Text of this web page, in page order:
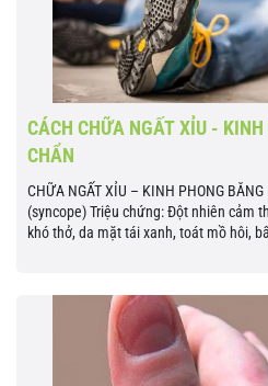
CÁCH CHỮA NGẤT XỈU -
CHẨN
CHỮA NGẤT XỈU – KINH PHONG
(syncope) Triệu chứng: Đột nhiên cảm thấy chóng mặt, ù tai, hoa mắt,
khó thở, da mặt tái xanh, toát mồ hôi,